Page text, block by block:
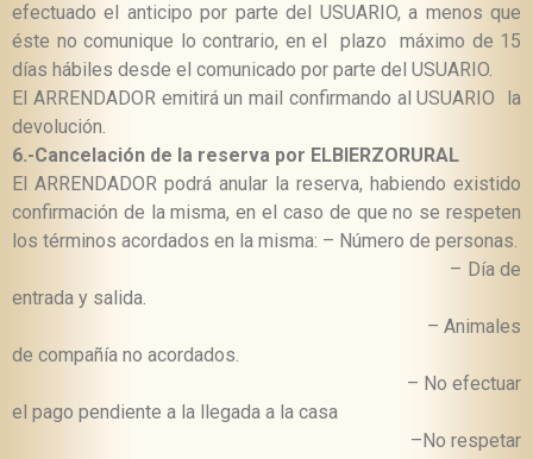
efectuado el anticipo por parte del USUARIO, a menos que
éste no comunique lo contrario, en el plazo máximo de 15
días hábiles desde el comunicado por parte del USUARIO.
El ARRENDADOR emitirá un mail confirmando al USUARIO la
devolución.
6.-Cancelación de la reserva por ELBIERZORURAL
El ARRENDADOR podrá anular la reserva, habiendo existido
confirmación de la misma, en el caso de que no se respeten
los términos acordados en la misma: – Número de personas.
– Día de
entrada y salida.
– Animales
de compañía no acordados.
– No efectuar
el pago pendiente a la llegada a la casa
– No respetar